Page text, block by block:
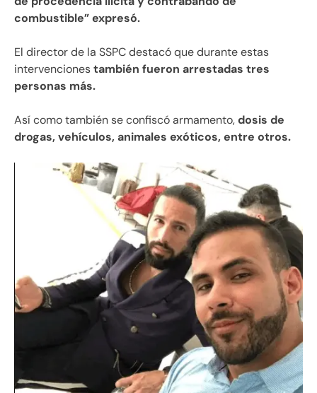
combustible” expresó.
El director de la SSPC destacó que durante estas
intervencionestambién fueron arrestadas tres
personas más.
Así como también se confiscó armamento,dosis de
drogas, vehículos, animales exóticos, entre otros.